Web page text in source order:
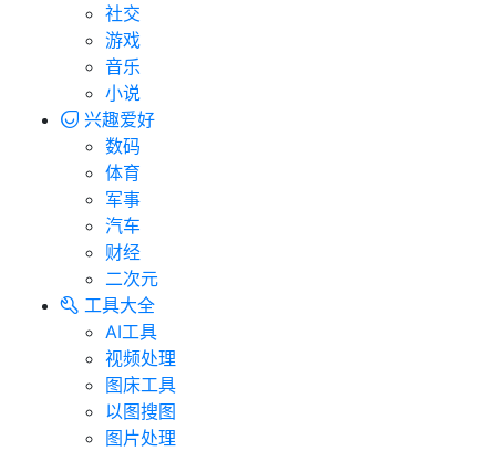
社交
游戏
音乐
小说
兴趣爱好
数码
体育
军事
汽车
财经
二次元
工具大全
AI工具
视频处理
图床工具
以图搜图
图片处理